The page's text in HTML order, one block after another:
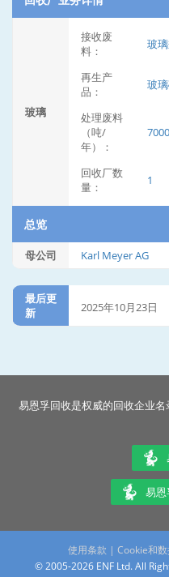
玻璃
接收废
料：
玻
再生产
品：
玻
处理废料
（吨/
年）：
回收厂数
量：
1
总览
母公司 Karl Meyer AG
最后更
新
2025年10月23日
易恩孚回收是权威的回收企业
易
使用条款 | Cookie和
© 2005-2026 ENF Ltd. All